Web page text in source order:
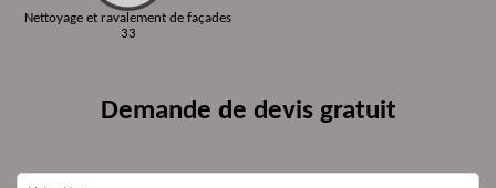
Nettoyage et ravalement de façades
33
Demande de devis gratuit